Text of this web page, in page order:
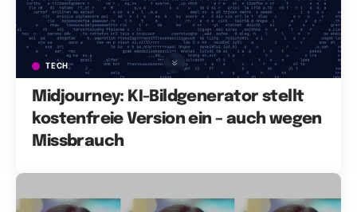
TECH
Midjourney: KI-Bildgenerator stellt
kostenfreie Version ein – auch wegen
Missbrauch